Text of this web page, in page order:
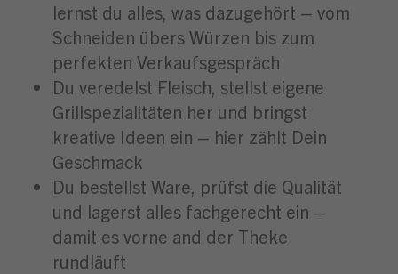
lernst du alles, was dazugehört – vom
Schneiden übers Würzen bis zum
perfekten Verkaufsgespräch
Du veredelst Fleisch, stellst eigene
Grillspezialitäten her und bringst
kreative Ideen ein – hier zählt Dein
Geschmack
Du bestellst Ware, prüfst die Qualität
und lagerst alles fachgerecht ein –
damit es vorne and der Theke
rundläuft